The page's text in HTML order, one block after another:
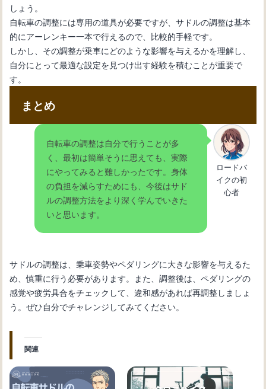
しょう。
自転車の調整には専用の道具が必要ですが、サドルの調整は基本
的にアーレンキー一本で行えるので、比較的手軽です。
しかし、その調整が乗車にどのような影響を与えるかを理解し、
自分にとって最適な設定を見つけ出す経験を積むことが重要で
す。
まとめ
自転車の調整は自分で行うことが多
く、最初は簡単そうに思えても、実際
にやってみると難しかったです。身体
の負担を減らすためにも、今後はサド
ルの調整方法をより深く学んでいきた
いと思います。
ロードバ
イクの初
心者
サドルの調整は、乗車姿勢やペダリングに大きな影響を与えるた
め、慎重に行う必要があります。また、調整後は、ペダリングの
感覚や疲労具合をチェックして、違和感があれば再調整しましょ
う。ぜひ自分でチャレンジしてみてください。
関連